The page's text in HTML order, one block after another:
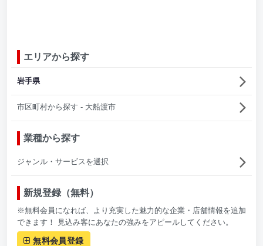
エリアから探す
岩手県
市区町村から探す - 大船渡市
業種から探す
ジャンル・サービスを選択
新規登録（無料）
※無料会員になれば、より充実した魅力的な企業・店舗情報を追加
できます！ 見込み客にあなたの強みをアピールしてください。
無料会員登録